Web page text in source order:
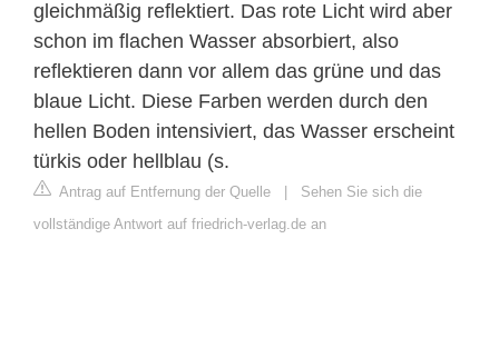
gleichmäßig reflektiert. Das rote Licht wird aber
schon im flachen Wasser absorbiert, also
reflektieren dann vor allem das grüne und das
blaue Licht. Diese Farben werden durch den
hellen Boden intensiviert, das Wasser erscheint
türkis oder hellblau (s.
Antrag auf Entfernung der Quelle
Sehen Sie sich die
vollständige Antwort auf friedrich-verlag.de an